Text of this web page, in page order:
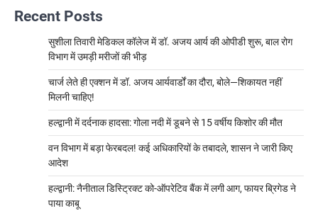
Recent Posts
सुशीला तिवारी मेडिकल कॉलेज में डॉ. अजय आर्य की ओपीडी शुरू, बाल रोग
विभाग में उमड़ी मरीजों की भीड़
चार्ज लेते ही एक्शन में डॉ. अजय आर्यवार्डों का दौरा, बोले—शिकायत नहीं
मिलनी चाहिए!
हल्द्वानी में दर्दनाक हादसा: गोला नदी में डूबने से 15 वर्षीय किशोर की मौत
वन विभाग में बड़ा फेरबदल! कई अधिकारियों के तबादले, शासन ने जारी किए
आदेश
हल्द्वानी: नैनीताल डिस्ट्रिक्ट को-ऑपरेटिव बैंक में लगी आग, फायर ब्रिगेड ने
पाया काबू